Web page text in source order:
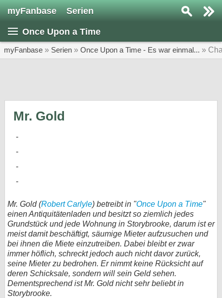
myFanbase Serien
Once Upon a Time
myFanbase » Serien » Once Upon a Time - Es war einmal... »
Mr. Gold
Mr. Gold (Robert Carlyle) betreibt in "Once Upon a Time"
einen Antiquitätenladen und besitzt so ziemlich jedes
Grundstück und jede Wohnung in Storybrooke, darum ist er
meist damit beschäftigt, säumige Mieter aufzusuchen und
bei ihnen die Miete einzutreiben. Dabei bleibt er zwar
immer höflich, schreckt jedoch auch nicht davor zurück,
seine Mieter zu bedrohen. Er nimmt keine Rücksicht auf
deren Schicksale, sondern will sein Geld sehen.
Dementsprechend ist Mr. Gold nicht sehr beliebt in
Storybrooke.
Home
SERIEN
Forum
bei X
bei Facebook